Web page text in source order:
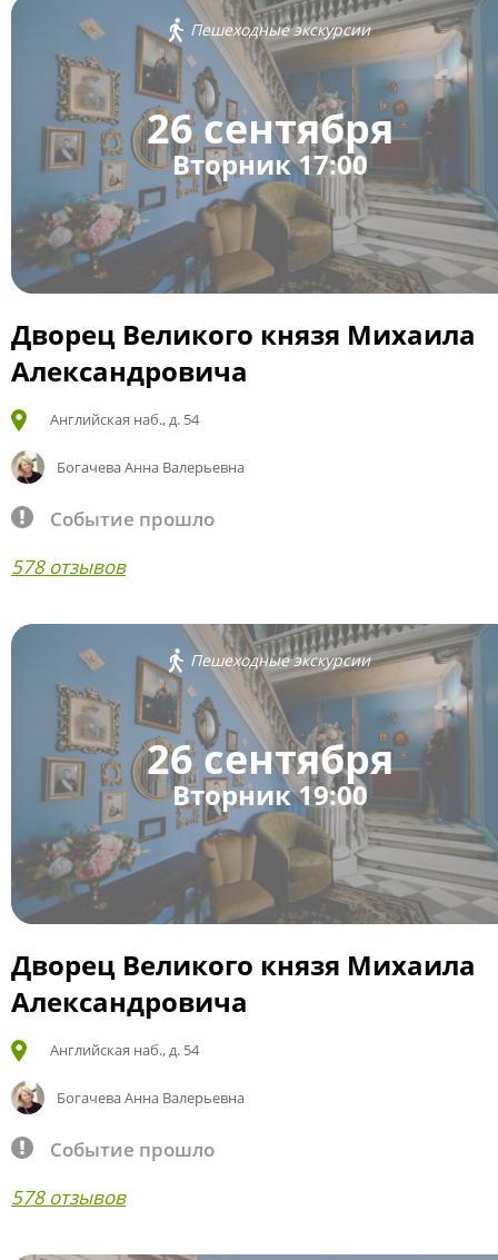
Пешеходные экскурсии
26 сентября
Вторник 17:00
Дворец Великого князя Михаила
Александровича
Английская наб., д. 54
Богачева Анна Валерьевна
Событие прошло
578 отзывов
Пешеходные экскурсии
26 сентября
Вторник 19:00
Дворец Великого князя Михаила
Александровича
Английская наб., д. 54
Богачева Анна Валерьевна
Событие прошло
578 отзывов